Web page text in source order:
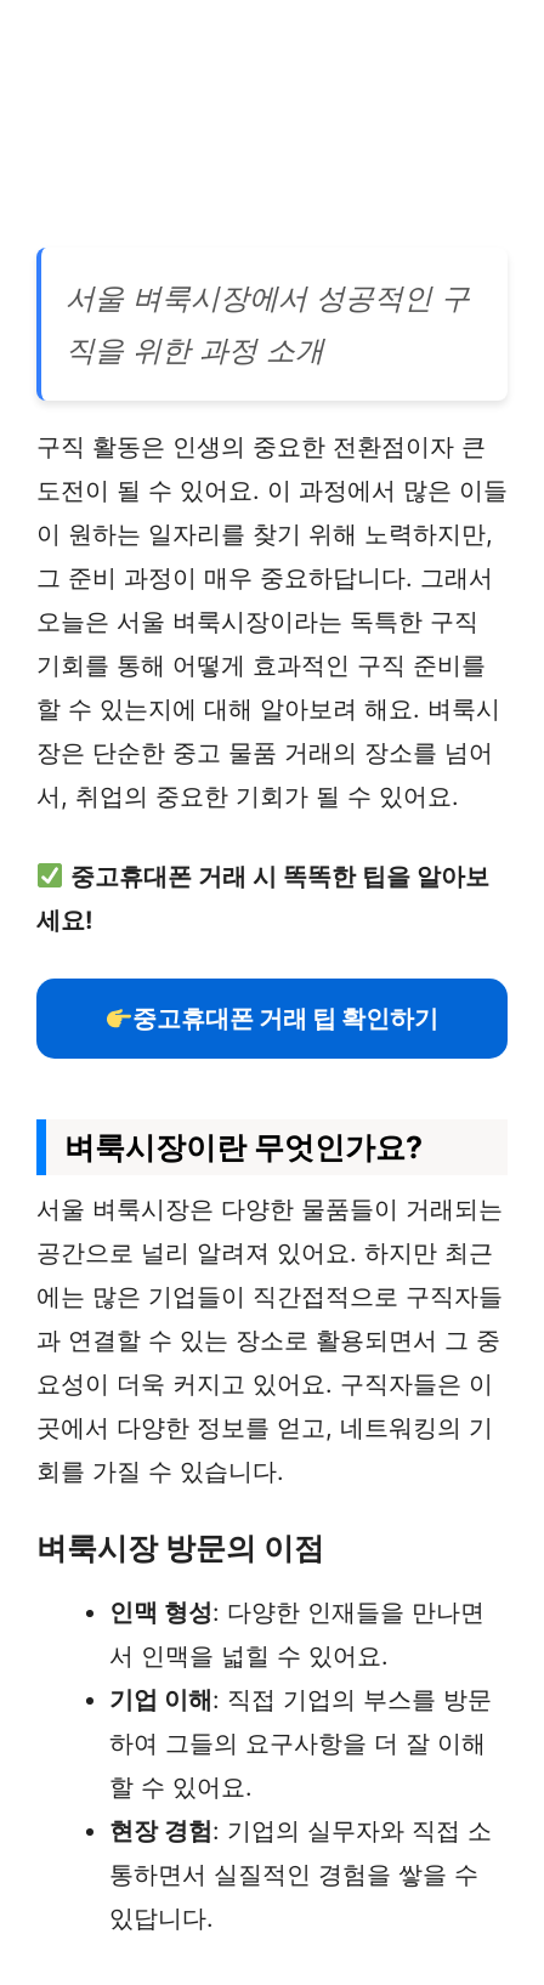
서울 벼룩시장에서 성공적인 구
직을 위한 과정 소개
구직 활동은 인생의 중요한 전환점이자 큰
도전이 될 수 있어요. 이 과정에서 많은 이들
이 원하는 일자리를 찾기 위해 노력하지만,
그 준비 과정이 매우 중요하답니다. 그래서
오늘은 서울 벼룩시장이라는 독특한 구직
기회를 통해 어떻게 효과적인 구직 준비를
할 수 있는지에 대해 알아보려 해요. 벼룩시
장은 단순한 중고 물품 거래의 장소를 넘어
서, 취업의 중요한 기회가 될 수 있어요.
중고휴대폰 거래 시 똑똑한 팁을 알아보
세요!
중고휴대폰 거래 팁 확인하기
벼룩시장이란 무엇인가요?
서울 벼룩시장은 다양한 물품들이 거래되는
공간으로 널리 알려져 있어요. 하지만 최근
에는 많은 기업들이 직간접적으로 구직자들
과 연결할 수 있는 장소로 활용되면서 그 중
요성이 더욱 커지고 있어요. 구직자들은 이
곳에서 다양한 정보를 얻고, 네트워킹의 기
회를 가질 수 있습니다.
벼룩시장 방문의 이점
인맥 형성: 다양한 인재들을 만나면
서 인맥을 넓힐 수 있어요.
기업 이해: 직접 기업의 부스를 방문
하여 그들의 요구사항을 더 잘 이해
할 수 있어요.
현장 경험: 기업의 실무자와 직접 소
통하면서 실질적인 경험을 쌓을 수
있답니다.